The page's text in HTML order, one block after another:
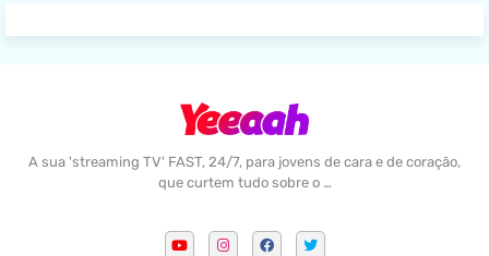
A sua 'streaming TV' FAST, 24/7, para jovens de cara e de coração,
que curtem tudo sobre o …